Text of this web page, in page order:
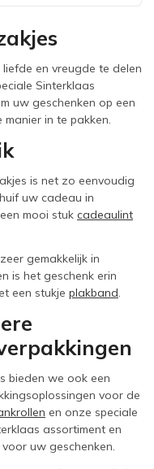
en vreugde te delen
Sinterklaas
uw geschenken op een
in te pakken.
is net zo eenvoudig
uw cadeau in
mooi stuk cadeaulint
gemakkelijk in
is het geschenk erin
een stukje plakband.
bieden we ook een
voor de
en onze speciale
assortiment en
uw geschenken.